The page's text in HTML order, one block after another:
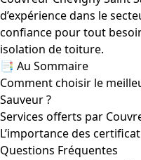
d’expérience dans le
confiance pour tout
isolation de toiture.
📑 Au Sommaire
Comment choisir le
Sauveur ?
Services offerts par
L’importance des
Questions Fréquentes